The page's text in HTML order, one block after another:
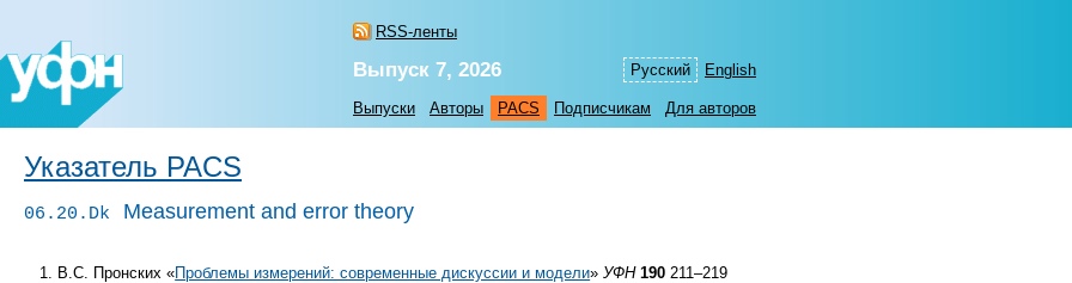
RSS-ленты
Русский English
Выпуск 7, 2026
Выпуски Авторы PACS Подписчикам Для авторов
Указатель PACS
06.20.Dk Measurement and error theory
В.С. Пронских «Проблемы измерений: современные дискуссии и модели»УФН 190 211–219